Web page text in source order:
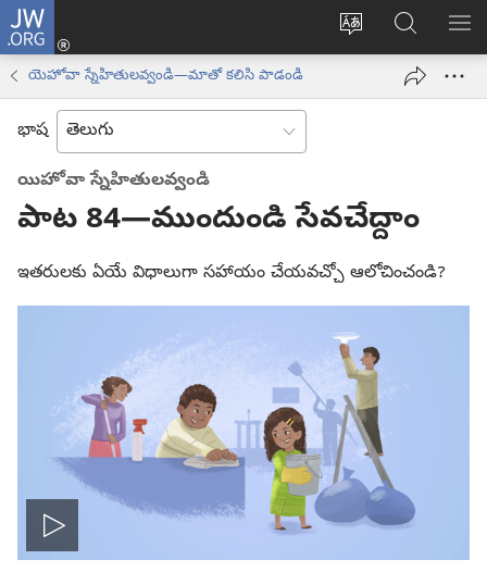
JW.ORG
సైట్
మార్చండి
లాగిన్
(కొత్త
ఓపెన్‌
JW.ORGలో
వెదకండి
యెహోవా స్నేహితులవ్వండి—మాతో కలిసి పాడండి
భాష
యిహోవా స్నేహితులవ్వండి
పాట 84—ముందుండి సేవచేద్దాం
ఇతరులకు ఏయే విధాలుగా సహాయం చేయవచ్చో ఆలోచించండి?
వీడియో